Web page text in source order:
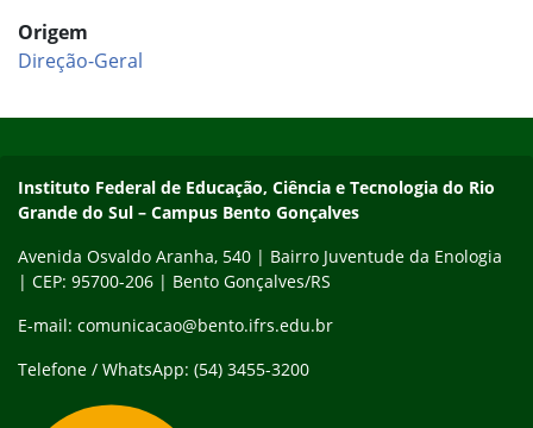
Origem
Direção-Geral
Contato
Instituto Federal de Educação, Ciência e Tecnologia do Rio
Grande do Sul – Campus Bento Gonçalves
Avenida Osvaldo Aranha, 540 | Bairro Juventude da Enologia
| CEP: 95700-206 | Bento Gonçalves/RS
E-mail: comunicacao@bento.ifrs.edu.br
Telefone / WhatsApp: (54) 3455-3200